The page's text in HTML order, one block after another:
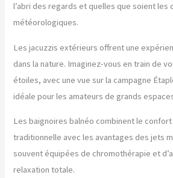
l’abri des regards et quelles que soient les
météorologiques.
Les jacuzzis extérieurs offrent une
dans la nature. Imaginez-vous en train de
étoiles, avec une vue sur la campagne
idéale pour les amateurs de grands
Les baignoires balnéo combinent le confort
traditionnelle avec les avantages des jets
souvent équipées de chromothérapie et
relaxation totale.